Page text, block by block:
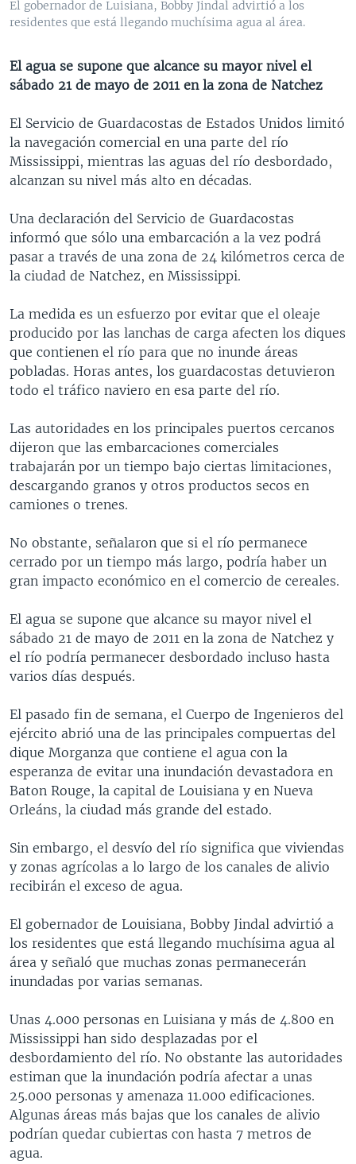
VENEZUELA
NICARAGUA
ECONOMÍA
TECNOLOGÍA
CIENCIA Y SALUD
MULTIMEDIA
FOTOGRAFÍA
EL MUNDO AL DÍA
VISIÓN 360
LAS CLAVES
PANORAMA
RADIO
AUDIONOTICIAS
BUENOS DÍAS AMÉRICA
ESTADOS UNIDOS AL DÍA
EL MUNDO AL DÍA [RADIO]
FORO [RADIO]
DEPORTIVO INTERNACIONAL
ENTRETENIMIENTO
DOCUMENTALES DE LA VOA
Learning English
SÍGANOS
El gobernador de Luisiana, Bobby Jindal advirtió a los
residentes que está llegando muchísima agua al área.
El agua se supone que alcance su mayor nivel el
sábado 21 de mayo de 2011 en la zona de Natchez
El Servicio de Guardacostas de Estados Unidos limitó
la navegación comercial en una parte del río
Mississippi, mientras las aguas del río desbordado,
alcanzan su nivel más alto en décadas.
Una declaración del Servicio de Guardacostas
informó que sólo una embarcación a la vez podrá
pasar a través de una zona de 24 kilómetros cerca de
la ciudad de Natchez, en Mississippi.
La medida es un esfuerzo por evitar que el oleaje
producido por las lanchas de carga afecten los diques
que contienen el río para que no inunde áreas
pobladas. Horas antes, los guardacostas detuvieron
todo el tráfico naviero en esa parte del río.
Las autoridades en los principales puertos cercanos
dijeron que las embarcaciones comerciales
trabajarán por un tiempo bajo ciertas limitaciones,
descargando granos y otros productos secos en
camiones o trenes.
No obstante, señalaron que si el río permanece
cerrado por un tiempo más largo, podría haber un
gran impacto económico en el comercio de cereales.
El agua se supone que alcance su mayor nivel el
sábado 21 de mayo de 2011 en la zona de Natchez y
el río podría permanecer desbordado incluso hasta
varios días después.
El pasado fin de semana, el Cuerpo de Ingenieros del
ejército abrió una de las principales compuertas del
dique Morganza que contiene el agua con la
esperanza de evitar una inundación devastadora en
Baton Rouge, la capital de Louisiana y en Nueva
Orleáns, la ciudad más grande del estado.
Sin embargo, el desvío del río significa que viviendas
y zonas agrícolas a lo largo de los canales de alivio
recibirán el exceso de agua.
El gobernador de Louisiana, Bobby Jindal advirtió a
los residentes que está llegando muchísima agua al
área y señaló que muchas zonas permanecerán
inundadas por varias semanas.
Unas 4.000 personas en Luisiana y más de 4.800 en
Mississippi han sido desplazadas por el
desbordamiento del río. No obstante las autoridades
estiman que la inundación podría afectar a unas
25.000 personas y amenaza 11.000 edificaciones.
Algunas áreas más bajas que los canales de alivio
podrían quedar cubiertas con hasta 7 metros de
agua.